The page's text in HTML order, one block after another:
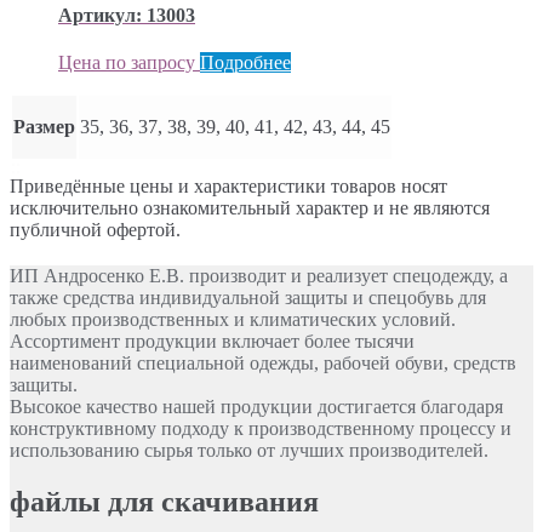
Артикул: 13003
Цена по запросу Подробнее
Размер 35, 36, 37, 38, 39, 40, 41, 42, 43, 44, 45
Приведённые цены и характеристики товаров носят
исключительно ознакомительный характер и не являются
публичной офертой.
ИП Андросенко Е.В. производит и реализует спецодежду, а
также средства индивидуальной защиты и спецобувь для
любых производственных и климатических условий.
Ассортимент продукции включает более тысячи
наименований специальной одежды, рабочей обуви, средств
защиты.
Высокое качество нашей продукции достигается благодаря
конструктивному подходу к производственному процессу и
использованию сырья только от лучших производителей.
файлы для скачивания